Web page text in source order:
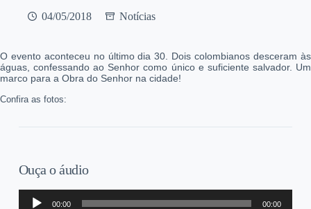
04/05/2018 Notícias
O evento aconteceu no último dia 30. Dois colombianos desceram às
águas, confessando ao Senhor como único e suficiente salvador. Um
marco para a Obra do Senhor na cidade!
Confira as fotos:
Ouça o áudio
Tocador
00:00 00:00